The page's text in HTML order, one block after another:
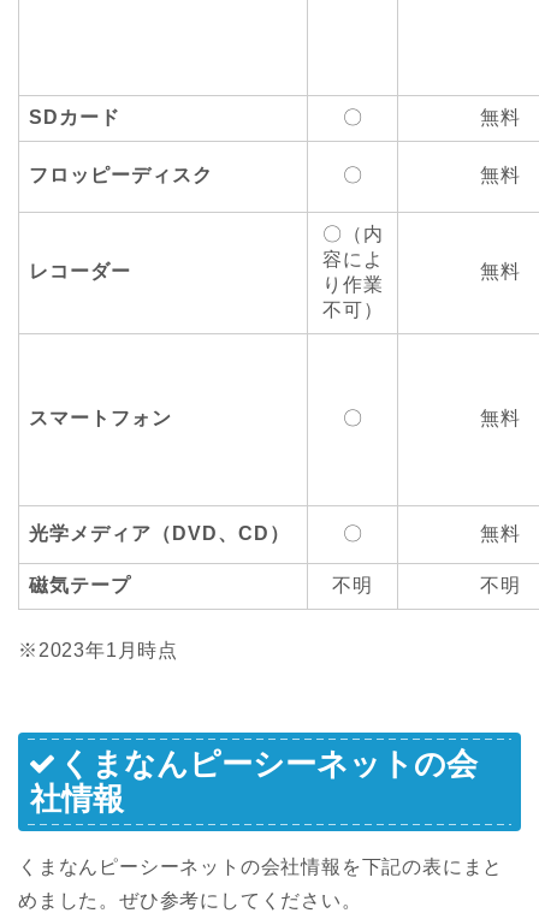
SDカード 〇 無料
フロッピーディスク 〇 無料
レコーダー
〇（内
容によ
り作業
不可）
無料
スマートフォン 〇 無料
光学メディア（DVD、CD） 〇 無料
磁気テープ 不明 不明
※2023年1月時点
くまなんピーシーネットの会
社情報
くまなんピーシーネットの会社情報を下記の表にまと
めました。ぜひ参考にしてください。